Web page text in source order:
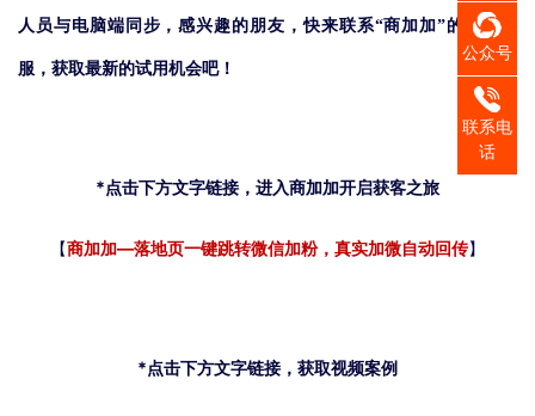
人员与电脑端同步，感兴趣的朋友，快来联系“商加加”的在线客
服，获取最新的试用机会吧！
*点击下方文字链接，进入商加加开启获客之旅
【商加加—落地页一键跳转微信加粉，真实加微自动回传】
*点击下方文字链接，获取视频案例
公众号
联系电
话